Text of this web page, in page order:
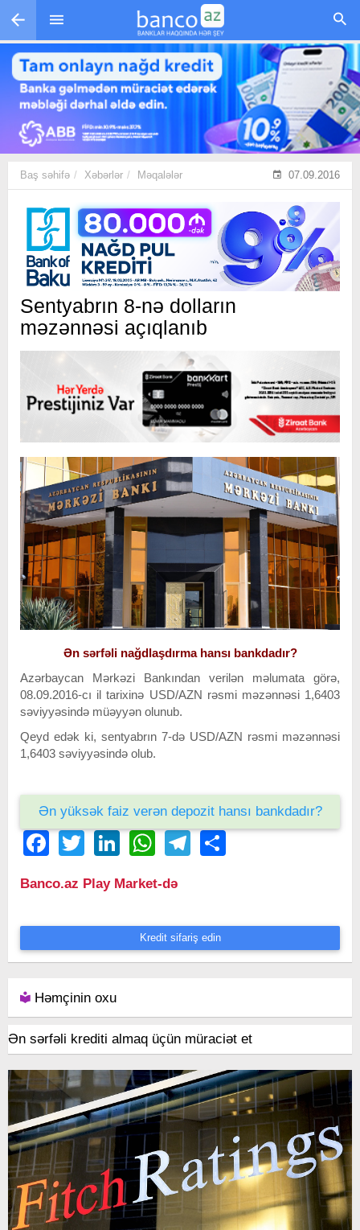
Skip to main content
Baş səhifə Xəbərlər Məqalələr 07.09.2016
Sentyabrın 8-nə dolların
məzənnəsi açıqlanıb
Ən sərfəli nağdlaşdırma hansı bankdadır?
Azərbaycan Mərkəzi Bankından verilən məlumata görə,
08.09.2016-cı il tarixinə USD/AZN rəsmi məzənnəsi 1,6403
səviyyəsində müəyyən olunub.
Qeyd edək ki, sentyabrın 7-də USD/AZN rəsmi məzənnəsi
1,6403 səviyyəsində olub.
Ən yüksək faiz verən depozit hansı bankdadır?
FacebookTwitter LinkedIn WhatsAppTelegram
Banco.az Play Market-də
Kredit sifariş edin
Həmçinin oxu
Ən sərfəli krediti almaq üçün müraciət et